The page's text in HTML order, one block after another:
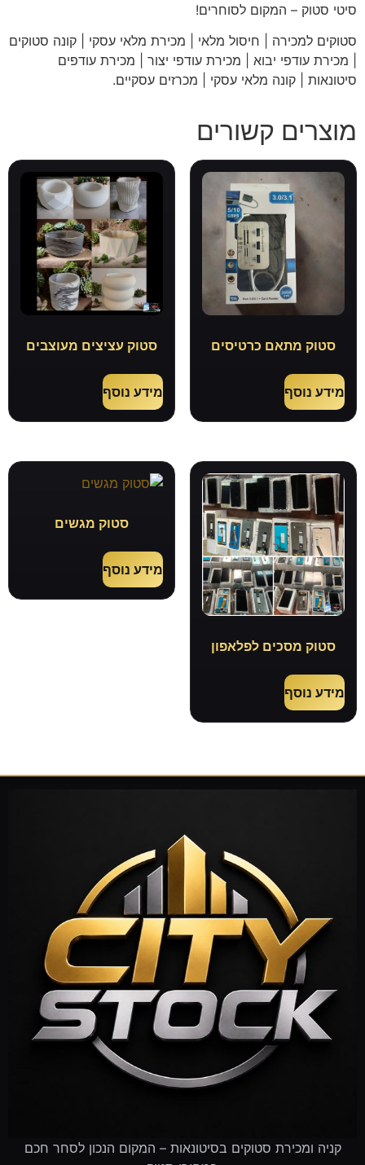
סיטי סטוק – המקום לסוחרים!
סטוקים למכירה | חיסול מלאי | מכירת מלאי עסקי | קונה סטוקים
| מכירת עודפי יבוא | מכירת עודפי יצור | מכירת עודפים
סיטונאות | קונה מלאי עסקי | מכרזים עסקיים.
מוצרים קשורים
סטוק מתאם כרטיסים
מידע נוסף
סטוק עציצים מעוצבים
מידע נוסף
סטוק מסכים לפלאפון
מידע נוסף
סטוק מגשים
מידע נוסף
קניה ומכירת סטוקים בסיטונאות – המקום הנכון לסחר חכם